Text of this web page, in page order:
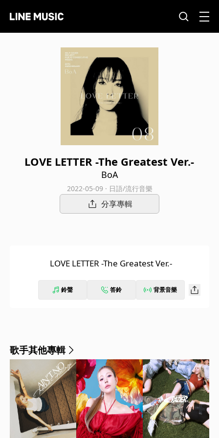
LOVE LETTER -The Greatest Ver.-
BoA
2022-05-09 · 日語/流行音樂
分享專輯
LOVE LETTER -The Greatest Ver.-
鈴聲 答鈴 背景音樂
歌手其他專輯